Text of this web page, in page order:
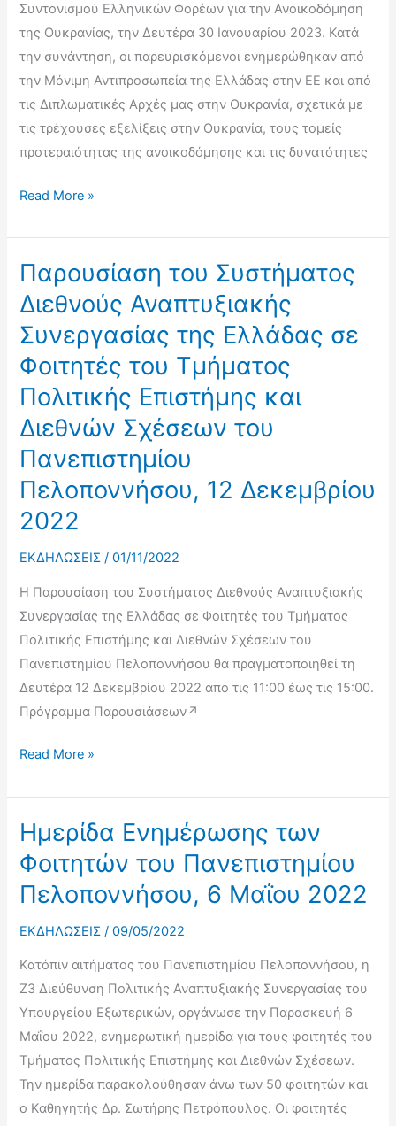
21
Φεβρουαρίου
2023
Συντονισμού Ελληνικών Φορέων για την Ανοικοδόμηση
της Ουκρανίας, την Δευτέρα 30 Ιανουαρίου 2023. Κατά
την συνάντηση, οι παρευρισκόμενοι ενημερώθηκαν από
την Μόνιμη Αντιπροσωπεία της Ελλάδας στην ΕΕ και από
τις Διπλωματικές Αρχές μας στην Ουκρανία, σχετικά με
τις τρέχουσες εξελίξεις στην Ουκρανία, τους τομείς
προτεραιότητας της ανοικοδόμησης και τις δυνατότητες
Συνάντηση
Ελληνικών
Φορέων
την
Ανοικοδόμηση
της
Ουκρανίας,
30
Ιανουαρίου
2023
Read More »
Παρουσίαση του Συστήματος
Διεθνούς Αναπτυξιακής
Συνεργασίας της Ελλάδας σε
Φοιτητές του Τμήματος
Πολιτικής Επιστήμης και
Διεθνών Σχέσεων του
Πανεπιστημίου
Πελοποννήσου, 12 Δεκεμβρίου
2022
ΕΚΔΗΛΩΣΕΙΣ /01/11/2022
H Παρουσίαση του Συστήματος Διεθνούς Αναπτυξιακής
Συνεργασίας της Ελλάδας σε Φοιτητές του Τμήματος
Πολιτικής Επιστήμης και Διεθνών Σχέσεων του
Πανεπιστημίου Πελοποννήσου θα πραγματοποιηθεί τη
Δευτέρα 12 Δεκεμβρίου 2022 από τις 11:00 έως τις 15:00.
Πρόγραμμα Παρουσιάσεων↗
Παρουσίαση
Συστήματος
Διεθνούς
Αναπτυξιακής
Συνεργασίας
της
Φοιτητές
του
Τμήματος
Πολιτικής
Επιστήμης
και
Διεθνών
Read More »
Ημερίδα Ενημέρωσης των
Φοιτητών του Πανεπιστημίου
Πελοποννήσου, 6 Μαΐου 2022
ΕΚΔΗΛΩΣΕΙΣ /09/05/2022
Κατόπιν αιτήματος του Πανεπιστημίου Πελοποννήσου, η
Ζ3 Διεύθυνση Πολιτικής Αναπτυξιακής Συνεργασίας του
Υπουργείου Εξωτερικών, οργάνωσε την Παρασκευή 6
Μαΐου 2022, ενημερωτική ημερίδα για τους φοιτητές του
Τμήματος Πολιτικής Επιστήμης και Διεθνών Σχέσεων.
Την ημερίδα παρακολούθησαν άνω των 50 φοιτητών και
ο Καθηγητής Δρ. Σωτήρης Πετρόπουλος. Οι φοιτητές